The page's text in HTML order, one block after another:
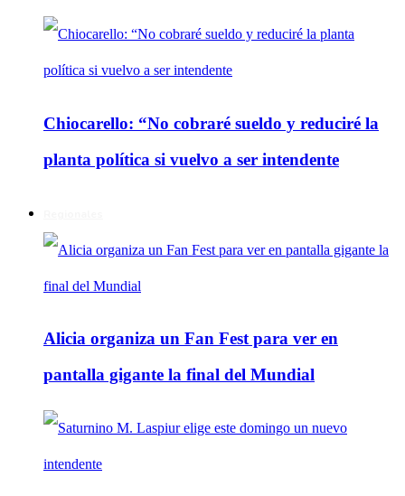
Chiocarello: “No cobraré sueldo y reduciré la
planta política si vuelvo a ser intendente
Alicia organiza un Fan Fest para ver en
pantalla gigante la final del Mundial